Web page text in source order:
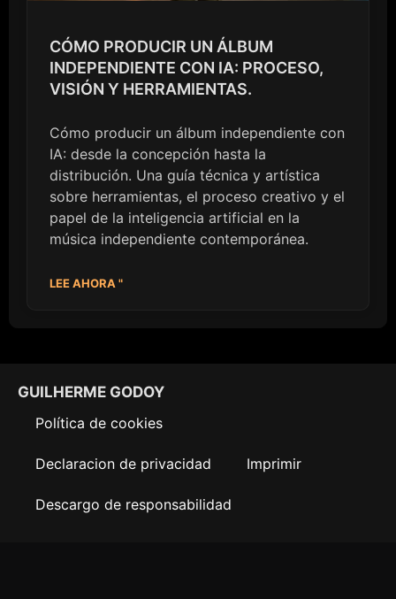
CÓMO PRODUCIR UN ÁLBUM
INDEPENDIENTE CON IA: PROCESO,
VISIÓN Y HERRAMIENTAS.
Cómo producir un álbum independiente con
IA: desde la concepción hasta la
distribución. Una guía técnica y artística
sobre herramientas, el proceso creativo y el
papel de la inteligencia artificial en la
música independiente contemporánea.
LEE AHORA "
GUILHERME GODOY
Política de cookies
Declaracion de privacidad Imprimir
Descargo de responsabilidad